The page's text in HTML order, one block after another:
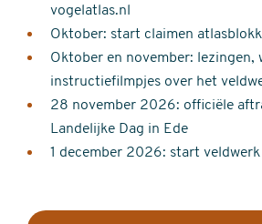
vogelatlas.nl
Oktober: start claimen
Oktober en november: lezingen,
instructiefilmpjes over het
28 november 2026: officiële
Landelijke Dag in Ede
1 december 2026: start veldwerk